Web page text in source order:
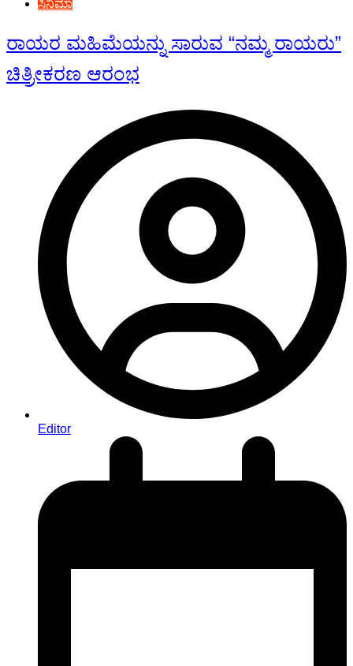
ಸಿನಿಮಾ
ರಾಯರ ಮಹಿಮೆಯನ್ನು ಸಾರುವ “ನಮ್ಮ ರಾಯರು”
ಚಿತ್ರೀಕರಣ ಆರಂಭ
Editor